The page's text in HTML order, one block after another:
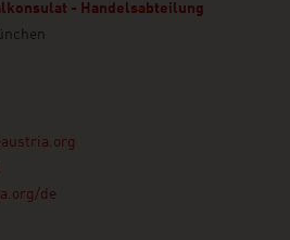
- Handelsabteilung
de